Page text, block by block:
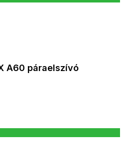
A60 páraelszívó